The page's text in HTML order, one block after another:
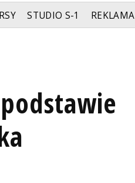
STUDIO S-1 REKLAMA